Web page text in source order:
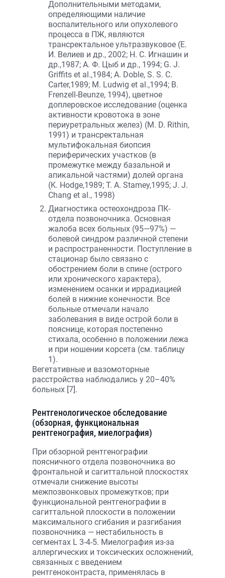
Дополнительными методами,
определяющими наличие
воспалительного или опухолевого
процесса в ПЖ, являются
трансректальное ультразвуковое (Е.
И. Велиев и др., 2002; Н. С. Игнашин и
др.,1987; А. Ф. Цыб и др., 1994; G. J.
Griffits et al.,1984; A. Doble, S. S. C.
Carter,1989; M. Ludwig et al.,1994; B.
Frenzell-Beunze, 1994), цветное
доплеровское исследование (оценка
активности кровотока в зоне
периуретральных желез) (M. D. Rithin,
1991) и трансректальная
мультифокальная биопсия
периферических участков (в
промежутке между базальной и
апикальной частями) долей органа
(K. Hodge,1989; T. A. Stamey,1995; J. J.
Chang et al., 1998)
Диагностика остеохондроза ПК-
отдела позвоночника. Основная
жалоба всех больных (95—97%) —
болевой синдром различной степени
и распространенности. Поступление в
стационар было связано с
обострением боли в спине (острого
или хронического характера),
изменением осанки и иррадиацией
болей в нижние конечности. Все
больные отмечали начало
заболевания в виде острой боли в
пояснице, которая постепенно
стихала, особенно в положении лежа
и при ношении корсета (см. таблицу
1).
Вегетативные и вазомоторные
расстройства наблюдались у 20–40%
больных [7].
Рентгенологическое обследование
(обзорная, функциональная
рентгенография, миелография)
При обзорной рентгенографии
поясничного отдела позвоночника во
фронтальной и сагиттальной плоскостях
отмечали снижение высоты
межпозвонковых промежутков; при
функциональной рентгенографии в
сагиттальной плоскости в положении
максимального сгибания и разгибания
позвоночника — нестабильность в
сегментах L 3-4-5. Миелография из-за
аллергических и токсических осложнений,
связанных с введением
рентгеноконтраста, применялась в